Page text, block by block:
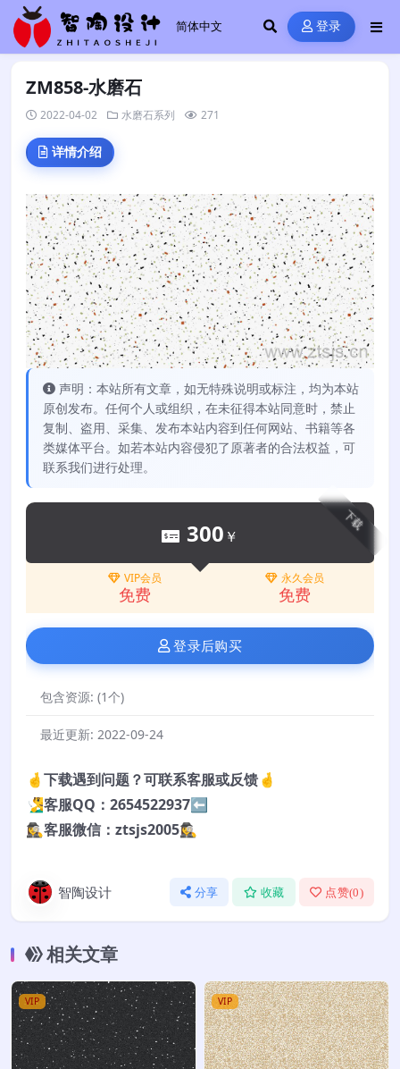
登录
ZM858-水磨石
2022-04-02 水磨石系列 271
详情介绍
声明：本站所有文章，如无特殊说明或标注，均为本站
原创发布。任何个人或组织，在未征得本站同意时，禁止
复制、盗用、采集、发布本站内容到任何网站、书籍等各
类媒体平台。如若本站内容侵犯了原著者的合法权益，可
联系我们进行处理。
下载
300 ￥
VIP会员
免费
永久会员
免费
登录后购买
包含资源: (1个)
最近更新: 2022-09-24
🤞下载遇到问题？可联系客服或反馈🤞
🧏‍♂️客服QQ：2654522937⬅️
🕵️‍♀️客服微信：ztsjs2005🕵️‍♀️
智陶设计 分享 收藏 点赞(0)
相关文章
VIP VIP